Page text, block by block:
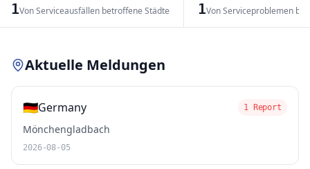
1Von Serviceausfällen betroffene Städte 1Von Serviceproblemen
Aktuelle Meldungen
🇩🇪Germany 1 Report
Mönchengladbach
2026-08-05